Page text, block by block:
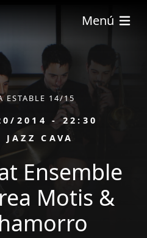
Menú
ESTABLE 14/15
2014 - 22:30
JAZZ CAVA
Ensemble
Motis &